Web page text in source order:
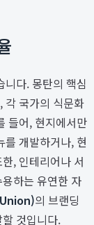
다. 몽탄의 핵심
각 국가의 식문화
들어, 현지에서만
를 개발하거나, 현
, 인테리어나 서
하는 유연한 자
의 브랜딩
것입니다.